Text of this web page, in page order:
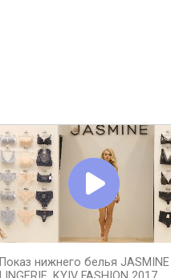
Показ нижнего белья JASMINE